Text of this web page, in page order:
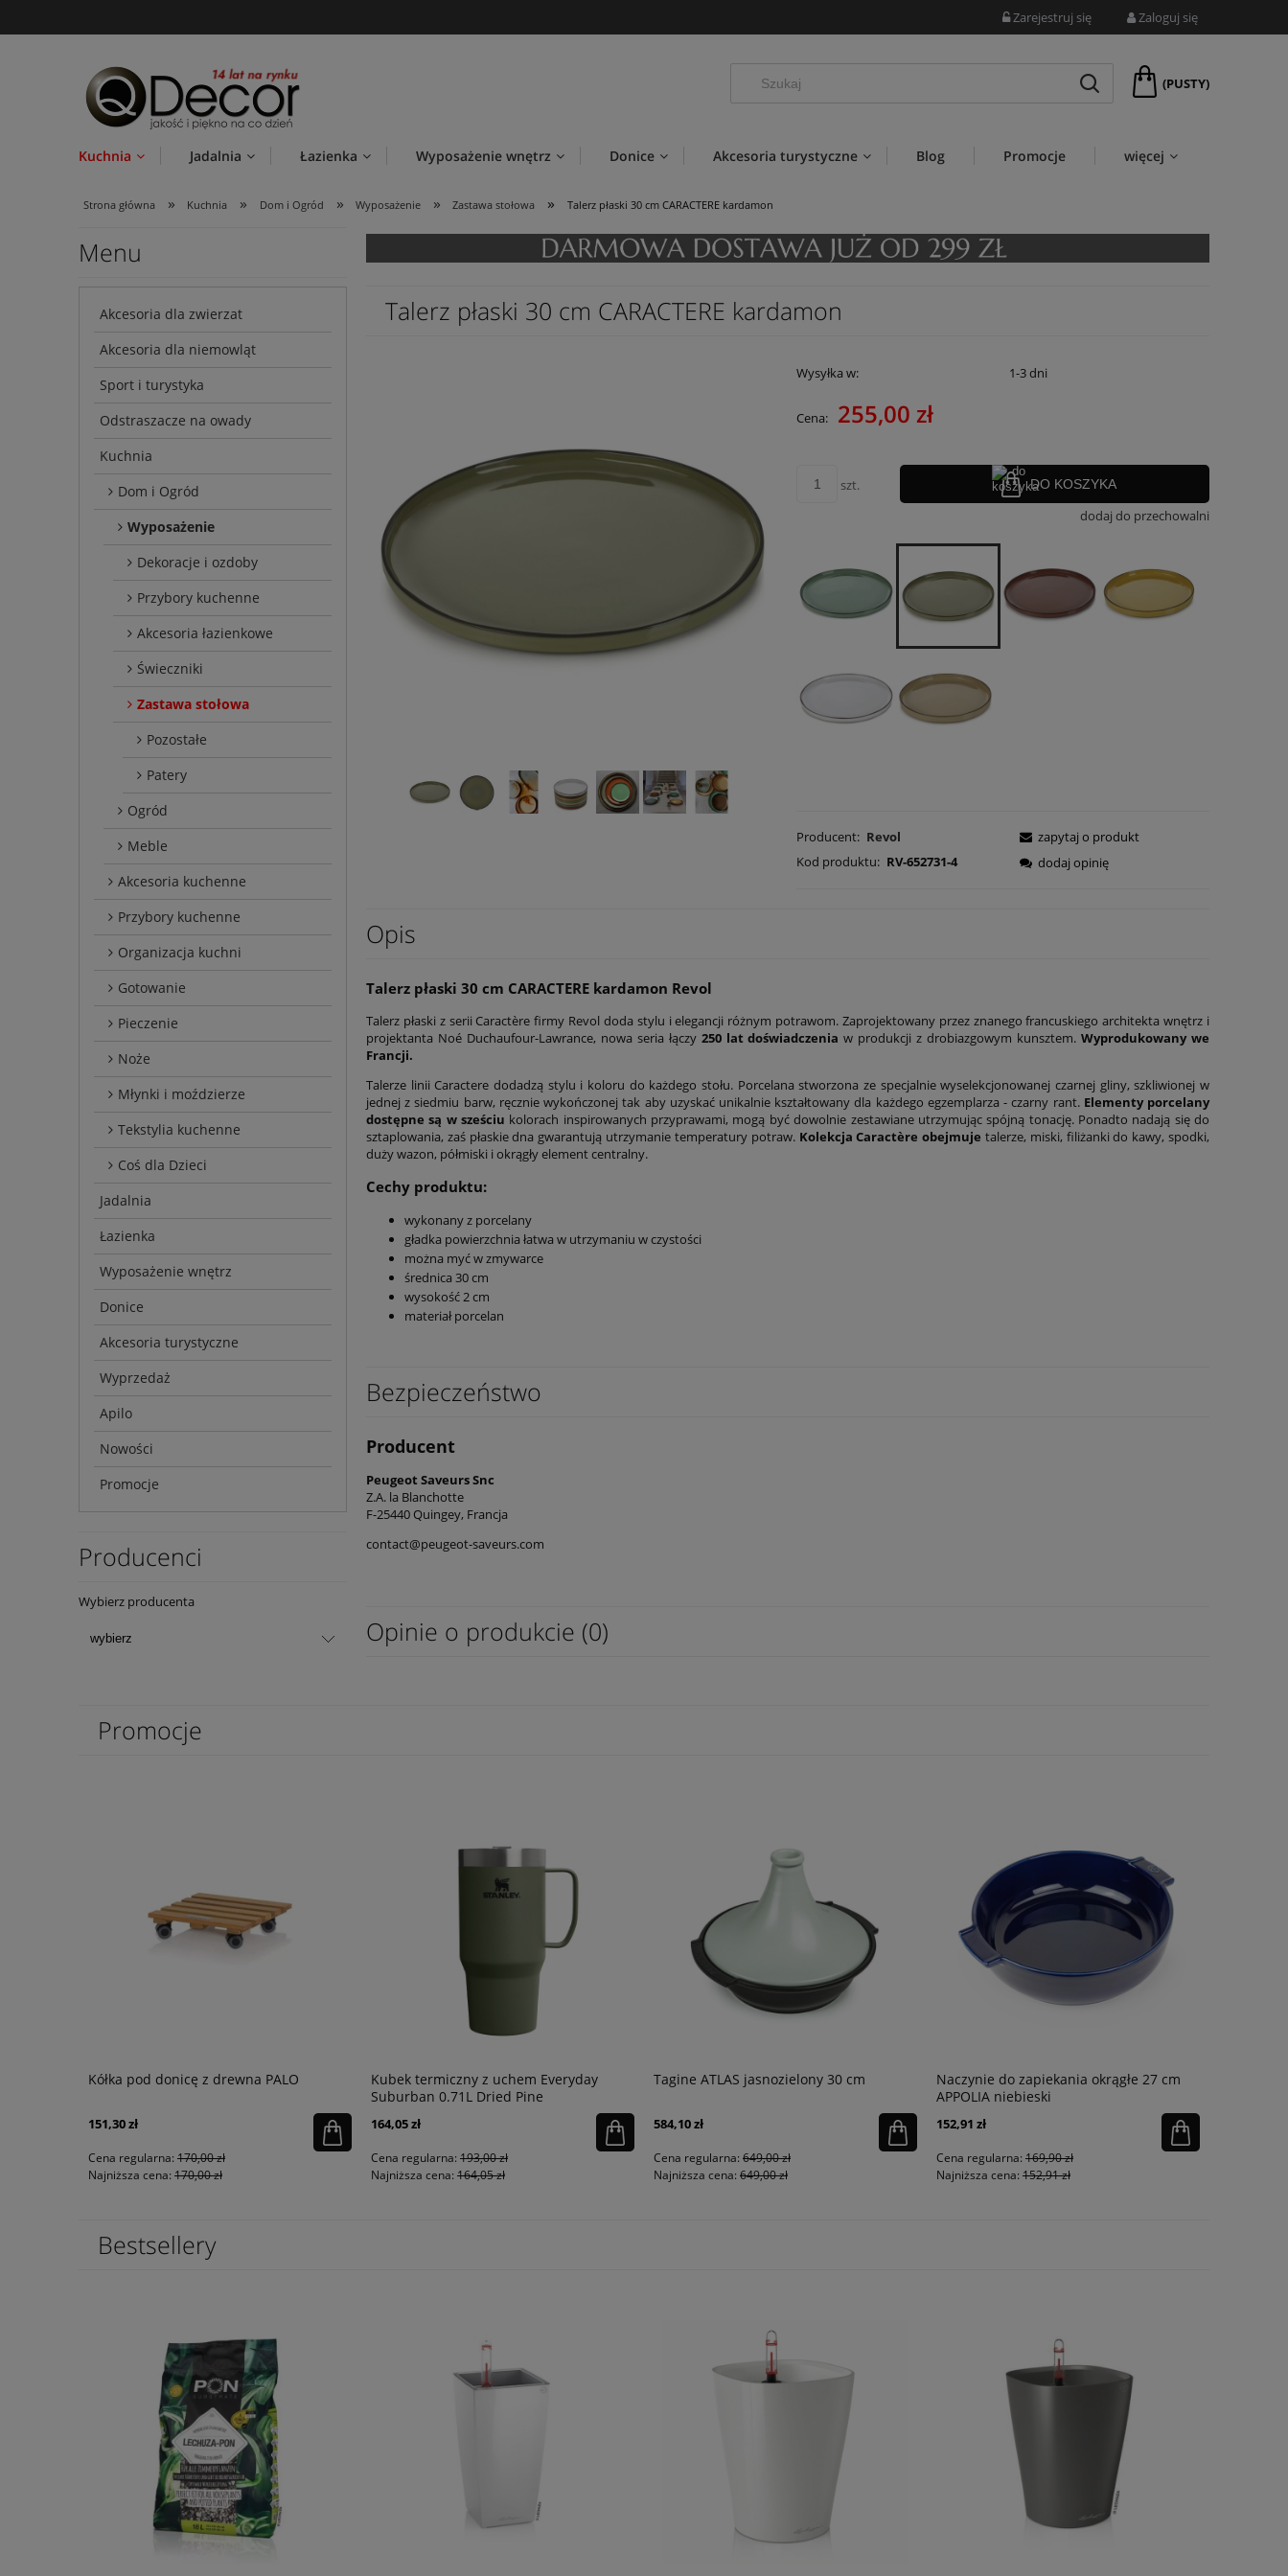
Zarejestruj się Zaloguj się
(PUSTY)
Kuchnia Jadalnia Łazienka Wyposażenie wnętrz Donice Akcesoria turystyczne Blog Promocje więcej
Strona główna » Kuchnia » Dom i Ogród » Wyposażenie » Zastawa stołowa » Talerz płaski 30 cm CARACTERE kardamon
Menu
Akcesoria dla zwierzat
Akcesoria dla niemowląt
Sport i turystyka
Odstraszacze na owady
Kuchnia
Dom i Ogród
Wyposażenie
Dekoracje i ozdoby
Przybory kuchenne
Akcesoria łazienkowe
Świeczniki
Zastawa stołowa
Pozostałe
Patery
Ogród
Meble
Akcesoria kuchenne
Przybory kuchenne
Organizacja kuchni
Gotowanie
Pieczenie
Noże
Młynki i moździerze
Tekstylia kuchenne
Coś dla Dzieci
Jadalnia
Łazienka
Wyposażenie wnętrz
Donice
Akcesoria turystyczne
Wyprzedaż
Apilo
Nowości
Promocje
Producenci
Wybierz producenta
Talerz płaski 30 cm CARACTERE kardamon
Wysyłka w: 1-3 dni
Cena: 255,00 zł
szt. DO KOSZYKA
dodaj do przechowalni
Producent: Revol
Kod produktu: RV-652731-4
zapytaj o produkt
dodaj opinię
Opis
Talerz płaski 30 cm CARACTERE kardamon Revol
Talerz płaski z serii Caractère firmy Revol doda stylu i elegancji różnym potrawom. Zaprojektowany przez znanego francuskiego architekta wnętrz i
projektanta Noé Duchaufour-Lawrance, nowa seria łączy 250 lat doświadczenia w produkcji z drobiazgowym kunsztem.Wyprodukowany we
Francji.
Talerze linii Caractere dodadzą stylu i koloru do każdego stołu. Porcelana stworzona ze specjalnie wyselekcjonowanej czarnej gliny, szkliwionej w
jednej z siedmiu barw, ręcznie wykończonej tak aby uzyskać unikalnie kształtowany dla każdego egzemplarza - czarny rant. Elementy porcelany
dostępne są w sześciu kolorach inspirowanych przyprawami, mogą być dowolnie zestawiane utrzymując spójną tonację. Ponadto nadają się do
sztaplowania, zaś płaskie dna gwarantują utrzymanie temperatury potraw. Kolekcja Caractère obejmuje talerze, miski, filiżanki do kawy, spodki,
duży wazon, półmiski i okrągły element centralny.
Cechy produktu:
wykonany z porcelany
gładka powierzchnia łatwa w utrzymaniu w czystości
można myć w zmywarce
średnica 30 cm
wysokość 2 cm
materiał porcelan
Bezpieczeństwo
Producent
Peugeot Saveurs Snc
Z.A. la Blanchotte
F-25440 Quingey, Francja
contact@peugeot-saveurs.com
Opinie o produkcie (0)
Promocje
Kółka pod donicę z drewna PALO
151,30 zł
Cena regularna: 170,00 zł
Najniższa cena: 170,00 zł
Kubek termiczny z uchem Everyday
Suburban 0.71L Dried Pine
164,05 zł
Cena regularna: 193,00 zł
Najniższa cena: 164,05 zł
Tagine ATLAS jasnozielony 30 cm
584,10 zł
Cena regularna: 649,00 zł
Najniższa cena: 649,00 zł
Naczynie do zapiekania okrągłe 27 cm
APPOLIA niebieski
152,91 zł
Cena regularna: 169,90 zł
Najniższa cena: 152,91 zł
Bestsellery